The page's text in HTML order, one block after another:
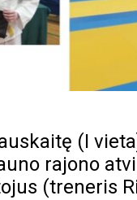
(I
rajono
(treneris